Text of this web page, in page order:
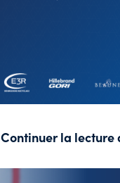
Continuer la lecture